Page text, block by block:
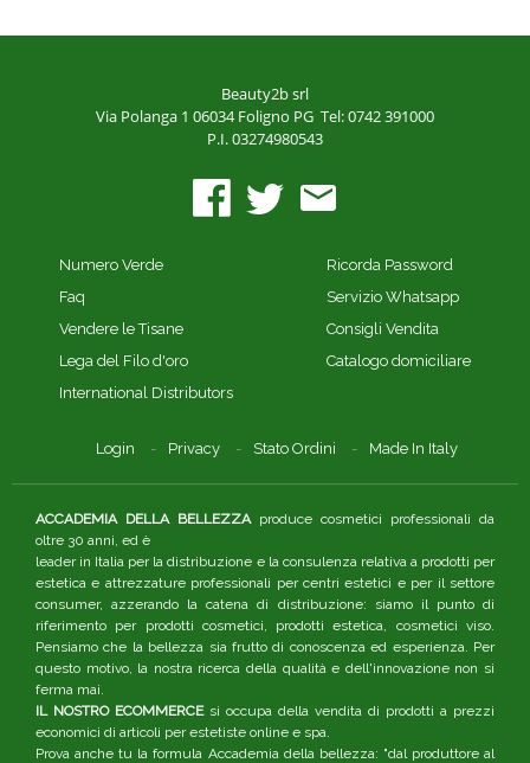
Beauty2b srl
Via Polanga 1 06034 Foligno PG Tel: 0742 391000
P.I. 03274980543
Numero Verde
Faq
Vendere le Tisane
Lega del Filo d'oro
International Distributors
Ricorda Password
Servizio Whatsapp
Consigli Vendita
Catalogo domiciliare
Login Privacy Stato Ordini Made In Italy
ACCADEMIA DELLA BELLEZZAproduce cosmetici professionali da
oltre 30 anni, ed è
leader in Italia per la distribuzione e la consulenza relativa a prodotti per
estetica e attrezzature professionali per centri estetici e per il settore
consumer, azzerando la catena di distribuzione: siamo il punto di
riferimento per prodotti cosmetici, prodotti estetica, cosmetici viso.
Pensiamo che la bellezza sia frutto di conoscenza ed esperienza. Per
questo motivo, la nostra ricerca della qualità e dell'innovazione non si
ferma mai.
IL NOSTRO ECOMMERCEsi occupa della vendita di prodotti a prezzi
economici di articoli per estetiste online e spa.
Prova anche tu la formula Accademia della bellezza: "dal produttore al